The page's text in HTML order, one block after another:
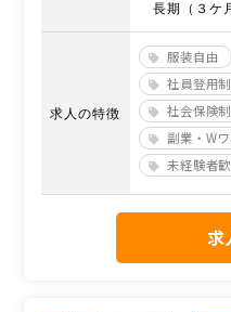
長期（３ケ
求人の特徴
服装自由
社員登用
社会保険
副業・W
未経験者
求